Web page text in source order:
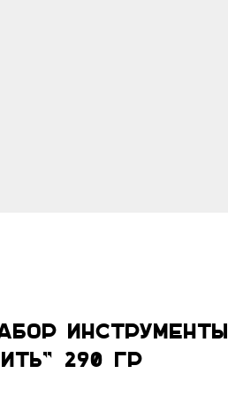
инструменты
290 гр